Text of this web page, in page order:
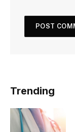
Trending